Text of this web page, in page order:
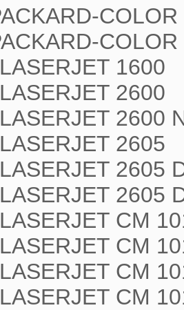
1600
2600
2600
2605
2605
2605
CM
CM
CM
CM